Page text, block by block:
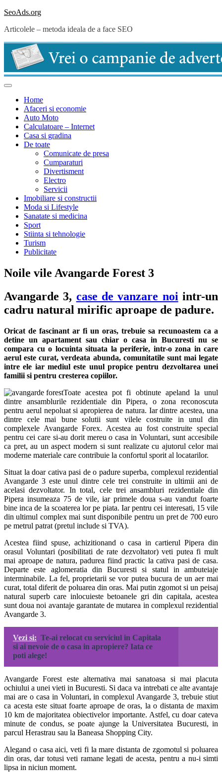
Skip
content
SeoAds.org
Articolele – metoda ideala de a face SEO
Home
Afaceri si economie
Auto Moto
Calculatoare – Internet
Casa si gradina
De toate
Comunicate de presa
Cumparaturi
Divertisment
Electro
Servicii
Imobiliare si constructii
Moda si Lifestyle
Sanatate si medicina
Sport
Stiinta si tehnologie
Turism
Publicitate
Noile vile Avangarde Forest 3
Avangarde 3, case de vanzare noi intr-un
cadru natural mirific aproape de padure.
Oricat de fascinant ar fi un oras, trebuie sa recunoastem ca a
detine un apartament sau chiar o casa in Bucuresti nu se
compara cu o locuinta situata la periferie, intr-o zona in care
aerul este curat, verdeata abunda, comunitatile sunt mai legate
intre ele iar mediul este unul propice pentru dezvoltarea unei
familii si pentru cresterea copiilor.
Toate acestea pot fi obtinute apeland la unul
dintre ansamblurile rezidentiale din Pipera, o zona reconoscuta
pentru aerul nepoluat si apropierea de natura. Iar dintre acestea, una
dintre cele mai bune solutii sunt vilele costruite in unul din
complexele Avangarde Forex. Acestea au fost construite special
pentru cei care si-au dorit mereu o casa in Voluntari, sunt accesibile
ca pret, au un aspect modern si sunt realizate cu ajutorul celor mai
moderne materiale care contribuie la confortul sporit al locatarilor.
Situat la doar cativa pasi de o padure superba, complexul rezidential
Avangarde 3 este unul dintre cele trei construite in ultimii ani de
acelasi dezvoltator. In total, cele trei ansambluri rezidentiale din
Pipera insumeaza 75 de vile, iar primele doua s-au vandut foarte
bine inca de la scoaterea lor pe piata. Iar pentru cei interesati, 15 vile
din ultimul complex mai sunt disponibile pentru un pret de 700 euro
pe metrul patrat (pretul include si TVA).
Acestea fiind spuse, achizitionand o casa in cartierul Pipera din
orasul Voluntari (posibilitati de rate dezvoltator) veti putea fi mult
mai aproape de natura, padurea fiind practic la cativa pasi de casa.
Departe este aglomeratia din Bucuresti si statul in ambuteiaje
interminabile. La fel, proprietarii se vor putea bucura de un aer mai
curat, total diferit de poluarea din oras. Mai putin zgomot si un peisaj
natural superb care inlocuieste betoanele gri din capitala, acestea
sunt doua noi avantaje garantate de mutarea in complexul rezidential
Avangarde 3.
Vezi si: Te-ai relocat cu serviciul in Capitala
si ai nevoie de o casa in apropiere? Iata ce
poti alege!
Avangarde Forest este alternativa mai sanatoasa si mai placuta
ochiului a unei vieti in Bucuresti. Si daca va intrebati ce alte avantaje
mai are o casa in Voluntari, in complexul Avangarde 3, trebuie stiut
ca acesta este situat foarte aproape de oras, la o distanta de maxim
10 km de majoritatea obiectivelor importante. Astfel, cu doar cateva
minute de condus, se poate ajunge la Universitatea Bucuresti, in
parcul Herastrau sau la Baneasa Shopping City.
Alegand o casa aici, veti fi la mare distanta de zgomotul si poluarea
din oras, dar totusi veti ramane legati de acesta, pentru a nu-i simti
lipsa in niciun moment.